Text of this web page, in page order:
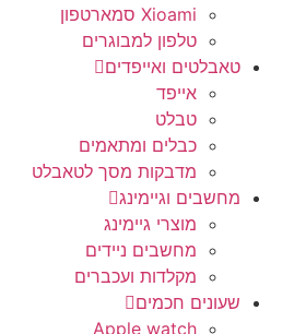
Xioami סמארטפון
טלפון למבוגרים
טאבלטים ואייפדים
אייפד
טבלט
כבלים ומתאמים
מדבקות מסך לטאבלט
מחשבים וגיימינג
מוצרי גיימינג
מחשבים ניידים
מקלדות ועכברים
שעונים חכמים
Apple watch